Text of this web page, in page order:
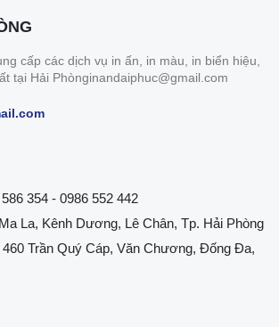
cấp các dịch vụ in ấn, in màu, in biển hiệu,
tại Hải Phònginandaiphuc@gmail.com
354 - 0986 552 442
La, Kênh Dương, Lê Chân, Tp. Hải Phòng
Trần Quý Cáp, Văn Chương, Đống Đa,